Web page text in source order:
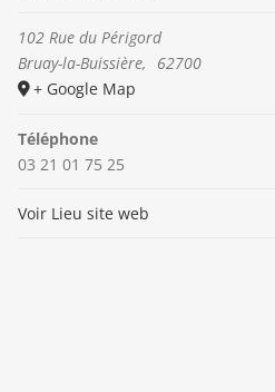
102 Rue du Périgord
Bruay-la-Buissière,
62700
+ Google Map
Téléphone
03 21 01 75 25
Voir Lieu site web